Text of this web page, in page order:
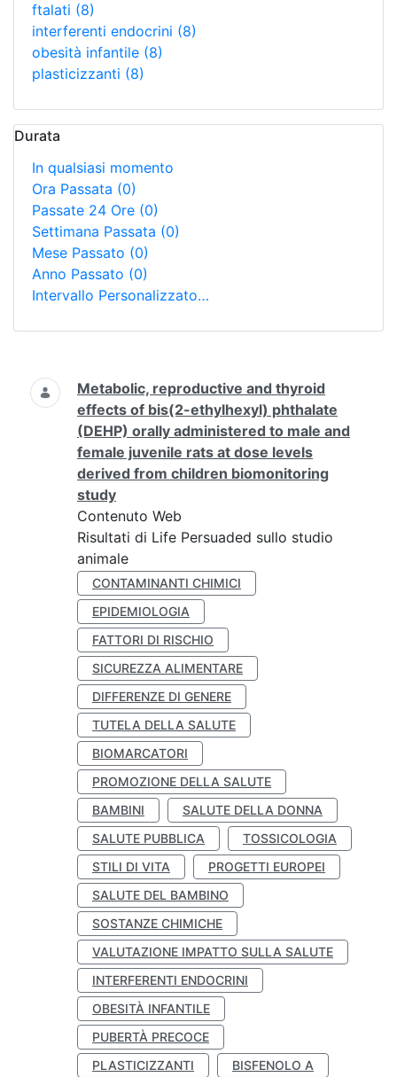
ftalati (8)
interferenti endocrini (8)
obesità infantile (8)
plasticizzanti (8)
Durata
In qualsiasi momento
Ora Passata (0)
Passate 24 Ore (0)
Settimana Passata (0)
Mese Passato (0)
Anno Passato (0)
Intervallo Personalizzato…
Ricerca
Metabolic, reproductive and thyroid
effects of bis(2-ethylhexyl) phthalate
(DEHP) orally administered to male and
female juvenile rats at dose levels
derived from children biomonitoring
study
Contenuto Web
Risultati di Life Persuaded sullo studio
animale
CONTAMINANTI CHIMICI
EPIDEMIOLOGIA
FATTORI DI RISCHIO
SICUREZZA ALIMENTARE
DIFFERENZE DI GENERE
TUTELA DELLA SALUTE
BIOMARCATORI
PROMOZIONE DELLA SALUTE
BAMBINI
SALUTE DELLA DONNA
SALUTE PUBBLICA
TOSSICOLOGIA
STILI DI VITA
PROGETTI EUROPEI
SALUTE DEL BAMBINO
SOSTANZE CHIMICHE
VALUTAZIONE IMPATTO SULLA SALUTE
INTERFERENTI ENDOCRINI
OBESITÀ INFANTILE
PUBERTÀ PRECOCE
PLASTICIZZANTI
BISFENOLO A